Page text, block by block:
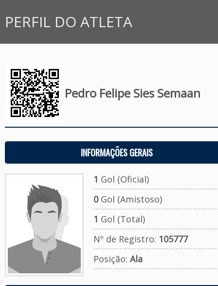
PERFIL DO ATLETA
Pedro Felipe Sies Semaan
INFORMAÇÕES GERAIS
1 Gol (Oficial)
0Gol (Amistoso)
1 Gol (Total)
Nº de Registro: 105777
Posição: Ala